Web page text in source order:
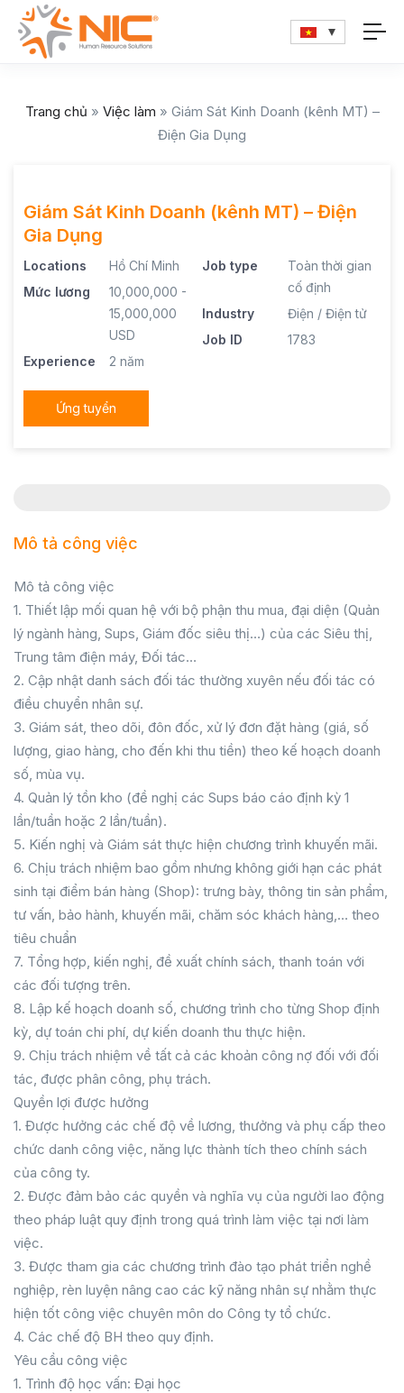
Trang chủ » Việc làm » Giám Sát Kinh Doanh (kênh MT) –
Điện Gia Dụng
Giám Sát Kinh Doanh (kênh MT) – Điện
Gia Dụng
Locations
Hồ Chí Minh
Mức lương
10,000,000 -
15,000,000
USD
Experience
2 năm
Job type
Toàn thời gian
cố định
Industry
Điện / Điện tử
Job ID
1783
Ứng tuyển
Mô tả công việc
Mô tả công việc
1. Thiết lập mối quan hệ với bộ phận thu mua, đại diện (Quản
lý ngành hàng, Sups, Giám đốc siêu thị…) của các Siêu thị,
Trung tâm điện máy, Đối tác…
2. Cập nhật danh sách đối tác thường xuyên nếu đối tác có
điều chuyển nhân sự.
3. Giám sát, theo dõi, đôn đốc, xử lý đơn đặt hàng (giá, số
lượng, giao hàng, cho đến khi thu tiền) theo kế hoạch doanh
số, mùa vụ.
4. Quản lý tồn kho (đề nghị các Sups báo cáo định kỳ 1
lần/tuần hoặc 2 lần/tuần).
5. Kiến nghị và Giám sát thực hiện chương trình khuyến mãi.
6. Chịu trách nhiệm bao gồm nhưng không giới hạn các phát
sinh tại điểm bán hàng (Shop): trưng bày, thông tin sản phẩm,
tư vấn, bảo hành, khuyến mãi, chăm sóc khách hàng,… theo
tiêu chuẩn
7. Tổng hợp, kiến nghị, đề xuất chính sách, thanh toán với
các đối tượng trên.
8. Lập kế hoạch doanh số, chương trình cho từng Shop định
kỳ, dự toán chi phí, dự kiến doanh thu thực hiện.
9. Chịu trách nhiệm về tất cả các khoản công nợ đối với đối
tác, được phân công, phụ trách.
Quyền lợi được hưởng
1. Được hưởng các chế độ về lương, thưởng và phụ cấp theo
chức danh công việc, năng lực thành tích theo chính sách
của công ty.
2. Được đảm bảo các quyền và nghĩa vụ của người lao động
theo pháp luật quy định trong quá trình làm việc tại nơi làm
việc.
3. Được tham gia các chương trình đào tạo phát triển nghề
nghiệp, rèn luyện nâng cao các kỹ năng nhân sự nhằm thực
hiện tốt công việc chuyên môn do Công ty tổ chức.
4. Các chế độ BH theo quy định.
Yêu cầu công việc
1. Trình độ học vấn: Đại học